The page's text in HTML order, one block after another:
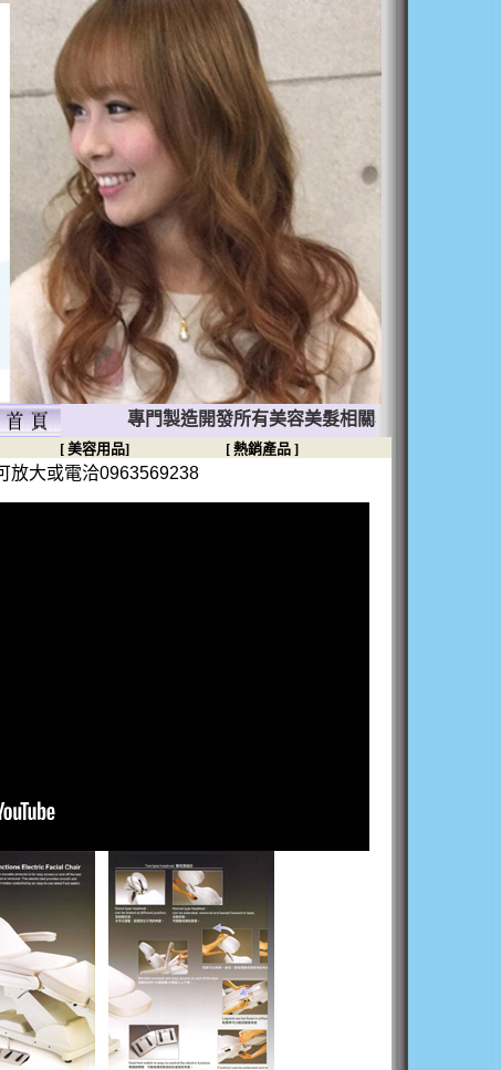
專門製造開發所有美容美髮相關器材設備,佳美親切
[ 美容用品] [ 熱銷產品 ]
放大或電洽0963569238